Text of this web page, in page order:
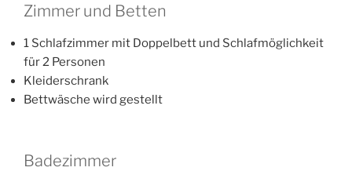
Zimmer und Betten
1 Schlafzimmer mit Doppelbett und Schlafmöglichkeit
für 2 Personen
Kleiderschrank
Bettwäsche wird gestellt
Badezimmer